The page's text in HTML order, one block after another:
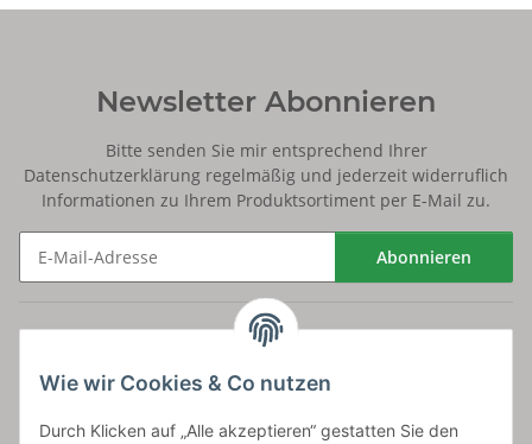
Wie wir Cookies & Co nutzen
Durch Klicken auf „Alle akzeptieren“ gestatten Sie den
Newsletter Abonnieren
Bitte senden Sie mir entsprechend Ihrer
Datenschutzerklärung regelmäßig und jederzeit widerruflich
Informationen zu Ihrem Produktsortiment per E-Mail zu.
Abonnieren